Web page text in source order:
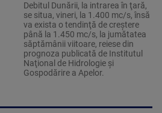
Debitul Dunării, la intrarea în ţară,
se situa, vineri, la 1.400 mc/s, însă
va exista o tendinţă de creştere
până la 1.450 mc/s, la jumătatea
săptămânii viitoare, reiese din
prognoza publicată de Institutul
Naţional de Hidrologie şi
Gospodărire a Apelor.